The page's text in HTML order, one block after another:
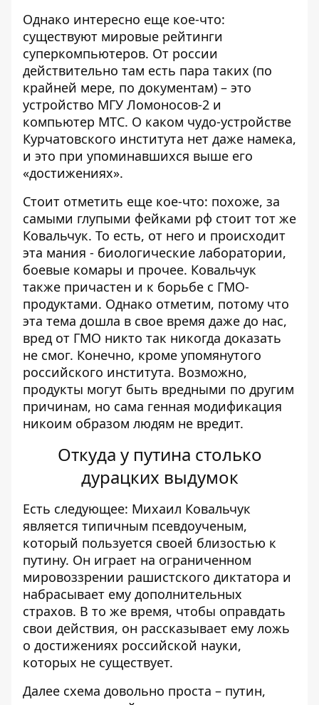
Однако интересно еще кое-что:
существуют мировые рейтинги
суперкомпьютеров. От россии
действительно там есть пара таких (по
крайней мере, по документам) – это
устройство МГУ Ломоносов-2 и
компьютер МТС. О каком чудо-устройстве
Курчатовского института нет даже намека,
и это при упоминавшихся выше его
«достижениях».
Стоит отметить еще кое-что: похоже, за
самыми глупыми фейками рф стоит тот же
Ковальчук. То есть, от него и происходит
эта мания - биологические лаборатории,
боевые комары и прочее. Ковальчук
также причастен и к борьбе с ГМО-
продуктами. Однако отметим, потому что
эта тема дошла в свое время даже до нас,
вред от ГМО никто так никогда доказать
не смог. Конечно, кроме упомянутого
российского института. Возможно,
продукты могут быть вредными по другим
причинам, но сама генная модификация
никоим образом людям не вредит.
Откуда у путина столько
дурацких выдумок
Есть следующее: Михаил Ковальчук
является типичным псевдоученым,
который пользуется своей близостью к
путину. Он играет на ограниченном
мировоззрении рашистского диктатора и
набрасывает ему дополнительных
страхов. В то же время, чтобы оправдать
свои действия, он рассказывает ему ложь
о достижениях российской науки,
которых не существует.
Далее схема довольно проста – путин,